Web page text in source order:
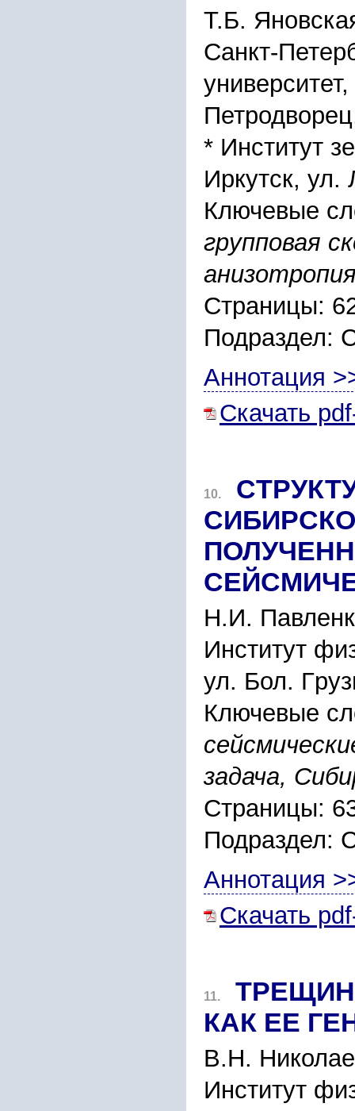
Т.Б.
Cанкт-
* Инcтитут
Иpкутcк, ул.
Ключевые
гpупповая
Страницы:
Аннотация
Скачать
10.
Н.И.
Инcтитут
ул. Бол.
Ключевые
задача,
Страницы:
Аннотация
Скачать
11.
КАК ЕЕ
В.Н.
Инcтитут